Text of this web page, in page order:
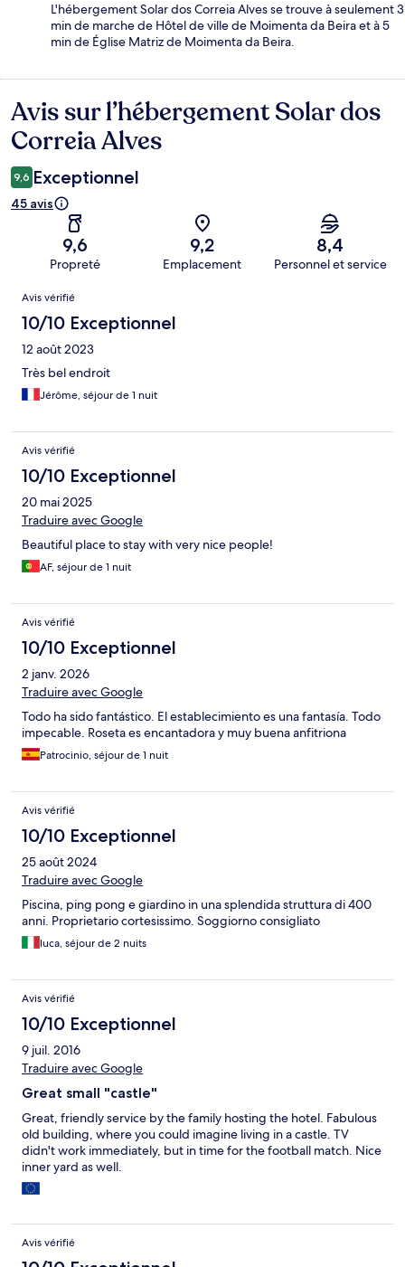
L'hébergement Solar dos Correia Alves se trouve à seulement 3
min de marche de Hôtel de ville de Moimenta da Beira et à 5
min de Église Matriz de Moimenta da Beira.
Avis
Avis sur l’hébergement Solar dos
Correia Alves
9,6 Exceptionnel
45 avis
9,6
Propreté
9,2
Emplacement
8,4
Personnel et service
Avis
Avis vérifié
10/10 Exceptionnel
12 août 2023
Très bel endroit
Jérôme, séjour de 1 nuit
Avis vérifié
10/10 Exceptionnel
20 mai 2025
Traduire avec Google
Beautiful place to stay with very nice people!
AF, séjour de 1 nuit
Avis vérifié
10/10 Exceptionnel
2 janv. 2026
Traduire avec Google
Todo ha sido fantástico. El establecimiento es una fantasía. Todo
impecable. Roseta es encantadora y muy buena anfitriona
Patrocinio, séjour de 1 nuit
Avis vérifié
10/10 Exceptionnel
25 août 2024
Traduire avec Google
Piscina, ping pong e giardino in una splendida struttura di 400
anni. Proprietario cortesissimo. Soggiorno consigliato
luca, séjour de 2 nuits
Avis vérifié
10/10 Exceptionnel
9 juil. 2016
Traduire avec Google
Great small "castle"
Great, friendly service by the family hosting the hotel. Fabulous
old building, where you could imagine living in a castle. TV
didn't work immediately, but in time for the football match. Nice
inner yard as well.
Avis vérifié